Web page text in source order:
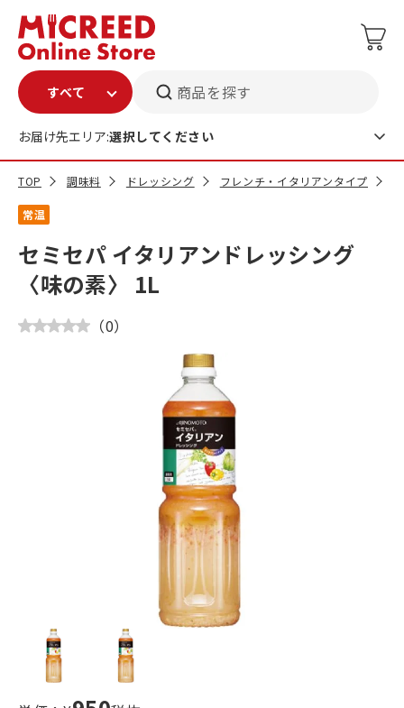
商品を探す
お届け先エリア:選択してください
TOP 調味料 ドレッシング フレンチ・イタリアンタイプ
常温
セミセパ イタリアンドレッシング
〈味の素〉 1L
（0）